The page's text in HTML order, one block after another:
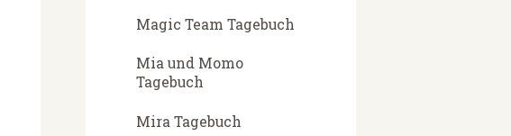
Magic Team Tagebuch
Mia und Momo
Tagebuch
Mira Tagebuch